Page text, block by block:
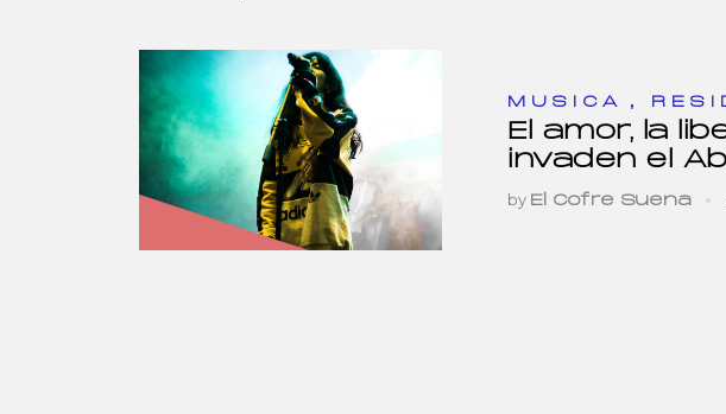
MUSICA ,
El amor, la
invaden el
by El Cofre Suena